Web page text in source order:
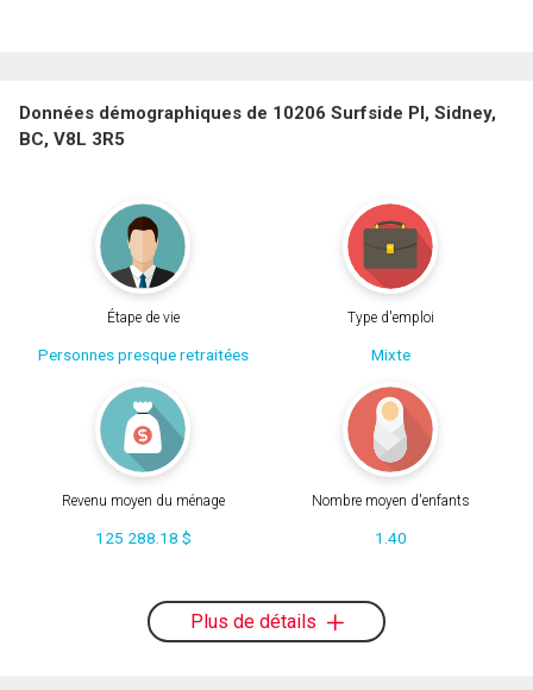
Données démographiques de 10206 Surfside Pl, Sidney,
BC, V8L 3R5
Étape de vie
Personnes presque retraitées
Type d'emploi
Mixte
Revenu moyen du ménage
125 288.18 $
Nombre moyen d'enfants
1.40
Plus de détails